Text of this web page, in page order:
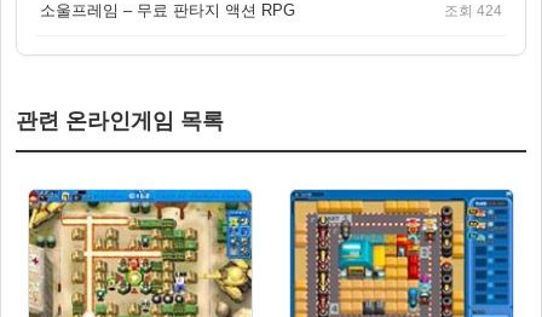
소울프레임 – 무료 판타지 액션 RPG 조회 424
관련 온라인게임 목록